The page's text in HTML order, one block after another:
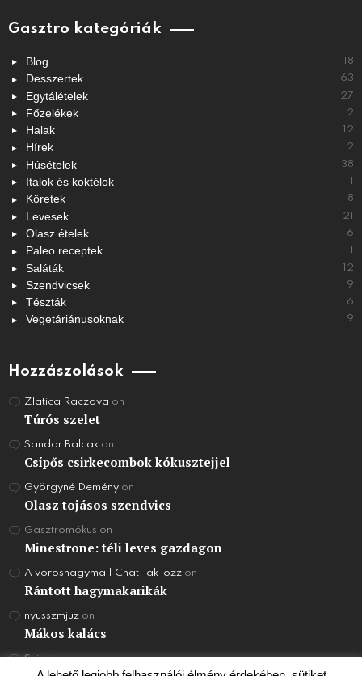
Gasztro kategóriák
Blog 18
Desszertek 63
Egytálételek 27
Főzelékek 2
Halak 12
Hírek 2
Húsételek 38
Italok és koktélok
Köretek 8
Levesek 21
Olasz ételek 6
Paleo receptek
Saláták 12
Szendvicsek 9
Tészták 6
Vegetáriánusoknak 9
Hozzászolások
Zlatica Raczova on
Túrós szelet
Sandor Balcak on
Csípős csirkecombok kókusztejjel
Györgyné Demény on
Olasz tojásos szendvics
Gasztromókus on
Minestrone: téli leves gazdagon
A vöröshagyma | Chat-lak-ozz on
Rántott hagymakarikák
nyusszmjuz on
Mákos kalács
Szilvion